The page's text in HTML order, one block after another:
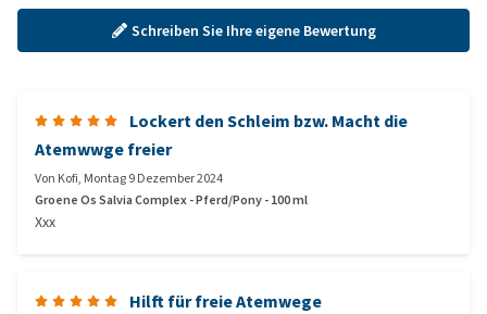
Schreiben Sie Ihre eigene Bewertung
Lockert den Schleim bzw. Macht die
Atemwwge freier
Von Kofi, Montag 9 Dezember 2024
Groene Os Salvia Complex - Pferd/Pony - 100 ml
Xxx
Hilft für freie Atemwege